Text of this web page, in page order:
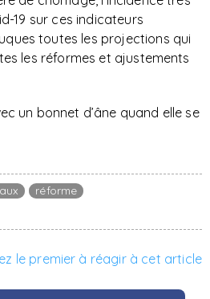
19 sur ces indicateurs
toutes les projections qui
les réformes et ajustements
un bonnet d’âne quand elle se
réforme
le premier à réagir à cet article